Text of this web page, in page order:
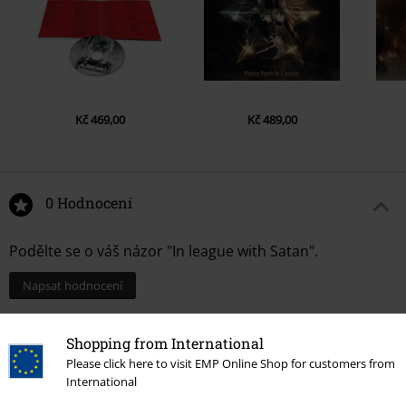
Shopping from International
Please click here to visit EMP Online Shop for customers from
International
Kč 469,00 Kč 489,00
0 Hodnocení
Podělte se o váš názor "In league with Satan".
Napsat hodnocení